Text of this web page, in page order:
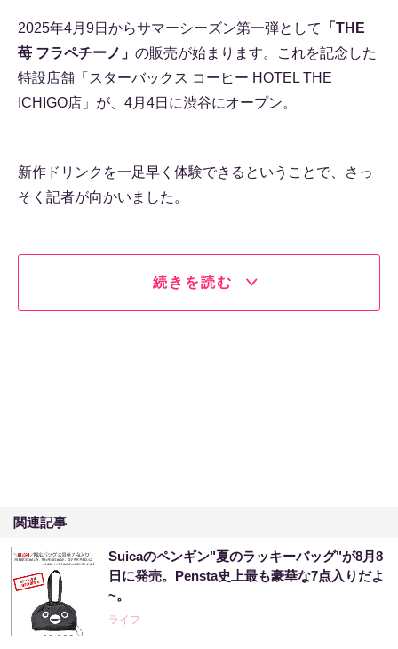
2025年4月9日からサマーシーズン第一弾として
「THE
苺 フラペチーノ」 の販売が始まります。これを記念した
特設店舗「スターバックス コーヒー HOTEL THE
ICHIGO店」が、4月4日に渋谷にオープン。
新作ドリンクを一足早く体験できるということで、さっ
そく記者が向かいました。
続きを読む
関連記事
Suicaのペンギン"夏のラッキーバッグ"が8月8
日に発売。Pensta史上最も豪華な7点入りだよ
~。
ライフ